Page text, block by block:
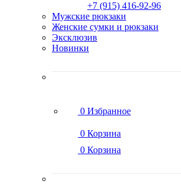
‭+7 (915) 416-92-96
Мужские рюкзаки
Женские сумки и рюкзаки
Эксклюзив
Новинки
0 Избранное
0 Корзина
0 Корзина